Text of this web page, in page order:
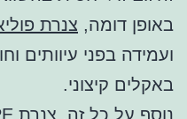
באופן דומה, צנרת
ועמידה בפני עיוותים
באקלים קיצוני.